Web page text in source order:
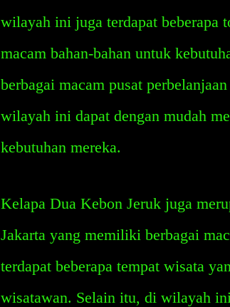
wilayah ini juga terdapat beberapa
macam bahan-bahan untuk
berbagai macam pusat
wilayah ini dapat dengan mudah
kebutuhan mereka.
Kelapa Dua Kebon Jeruk juga
Jakarta yang memiliki berbagai
terdapat beberapa tempat wisata
wisatawan. Selain itu, di wilayah